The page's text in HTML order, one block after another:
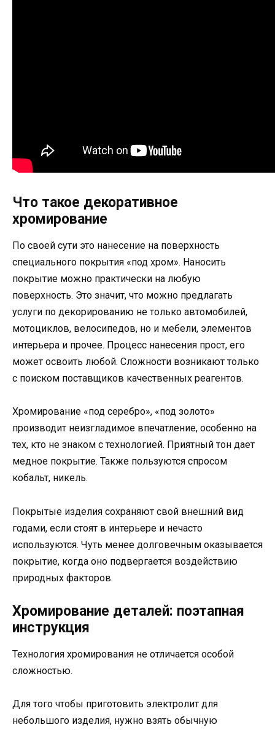
Что такое декоративное
хромирование
По своей сути это нанесение на поверхность
специального покрытия «под хром». Наносить
покрытие можно практически на любую
поверхность. Это значит, что можно предлагать
услуги по декорированию не только автомобилей,
мотоциклов, велосипедов, но и мебели, элементов
интерьера и прочее. Процесс нанесения прост, его
может освоить любой. Сложности возникают только
с поиском поставщиков качественных реагентов.
Хромирование «под серебро», «под золото»
производит неизгладимое впечатление, особенно на
тех, кто не знаком с технологией. Приятный тон дает
медное покрытие. Также пользуются спросом
кобальт, никель.
Покрытые изделия сохраняют свой внешний вид
годами, если стоят в интерьере и нечасто
используются. Чуть менее долговечным оказывается
покрытие, когда оно подвергается воздействию
природных факторов.
Хромирование деталей: поэтапная
инструкция
Технология хромирования не отличается особой
сложностью.
Для того чтобы приготовить электролит для
небольшого изделия, нужно взять обычную